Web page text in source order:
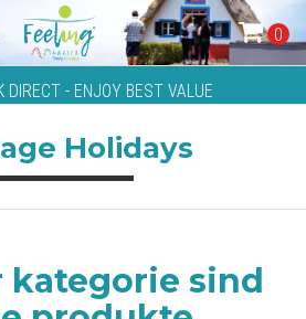
DIRECT - ENJOY BEST VALUE
0
Holidays
kategorie sind